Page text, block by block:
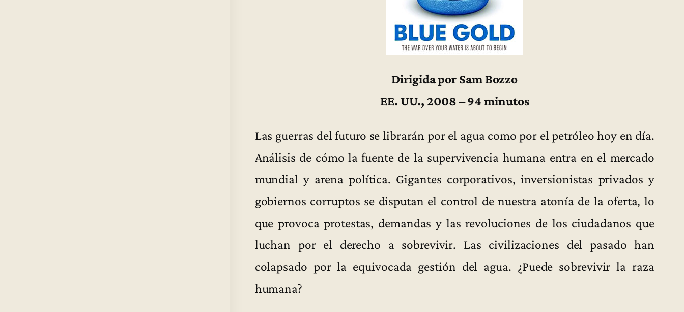
Dirigida por Sam Bozzo
EE. UU., 2008 – 94 minutos
Las guerras del futuro se librarán por el agua como por el petróleo hoy en día.
Análisis de cómo la fuente de la supervivencia humana entra en el mercado
mundial y arena política. Gigantes corporativos, inversionistas privados y
gobiernos corruptos se disputan el control de nuestra atonía de la oferta, lo
que provoca protestas, demandas y las revoluciones de los ciudadanos que
luchan por el derecho a sobrevivir. Las civilizaciones del pasado han
colapsado por la equivocada gestión del agua. ¿Puede sobrevivir la raza
humana?